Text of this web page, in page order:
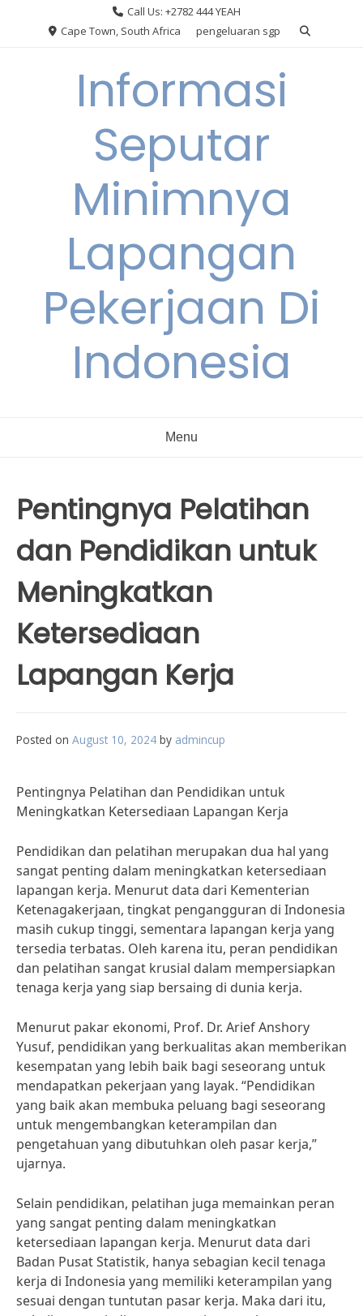
Call Us: +2782 444 YEAH
Cape Town, South Africa
pengeluaran sgp
Informasi
Seputar
Minimnya
Lapangan
Pekerjaan Di
Indonesia
Menu
Pentingnya Pelatihan
dan Pendidikan untuk
Meningkatkan
Ketersediaan
Lapangan Kerja
Posted on August 10, 2024 by admincup
Pentingnya Pelatihan dan Pendidikan untuk
Meningkatkan Ketersediaan Lapangan Kerja
Pendidikan dan pelatihan merupakan dua hal yang
sangat penting dalam meningkatkan ketersediaan
lapangan kerja. Menurut data dari Kementerian
Ketenagakerjaan, tingkat pengangguran di Indonesia
masih cukup tinggi, sementara lapangan kerja yang
tersedia terbatas. Oleh karena itu, peran pendidikan
dan pelatihan sangat krusial dalam mempersiapkan
tenaga kerja yang siap bersaing di dunia kerja.
Menurut pakar ekonomi, Prof. Dr. Arief Anshory
Yusuf, pendidikan yang berkualitas akan memberikan
kesempatan yang lebih baik bagi seseorang untuk
mendapatkan pekerjaan yang layak. “Pendidikan
yang baik akan membuka peluang bagi seseorang
untuk mengembangkan keterampilan dan
pengetahuan yang dibutuhkan oleh pasar kerja,”
ujarnya.
Selain pendidikan, pelatihan juga memainkan peran
yang sangat penting dalam meningkatkan
ketersediaan lapangan kerja. Menurut data dari
Badan Pusat Statistik, hanya sebagian kecil tenaga
kerja di Indonesia yang memiliki keterampilan yang
sesuai dengan tuntutan pasar kerja. Maka dari itu,